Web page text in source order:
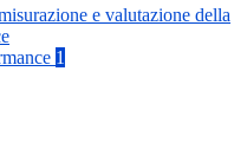
e valutazione della
1